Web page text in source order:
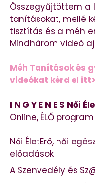
Összegyűjtöttem a
tanításokat, mellé
tisztítás és a méh
Mindhárom videó
Méh Tanítások és
videókat kérd el
I N G Y E N E S Női
Online, ÉLŐ program!
Női ÉletErő, női
előadások
A Szenvedély és